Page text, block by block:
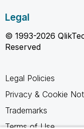
Legal
© 1993-2026
Reserved
Legal Policies
Privacy & Cookie
Trademarks
Terms of Use